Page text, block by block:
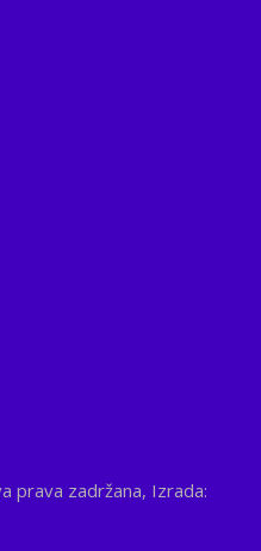
prava zadržana, Izrada: